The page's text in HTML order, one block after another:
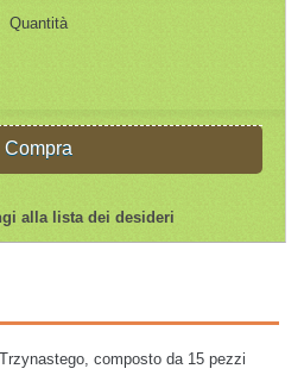
Quantità
Compra
alla lista dei desideri
composto da 15 pezzi